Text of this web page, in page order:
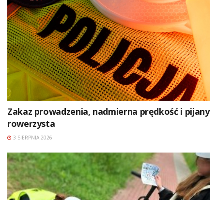
Zakaz prowadzenia, nadmierna prędkość i pijany
rowerzysta
3 SIERPNIA 2026